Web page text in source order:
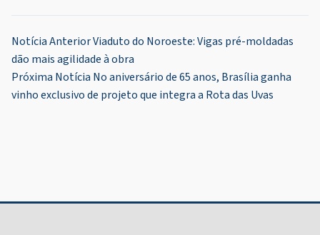
Navegação
de
Post
Notícia AnteriorViaduto do Noroeste: Vigas pré-moldadas
dão mais agilidade à obra
Próxima Notícia No aniversário de 65 anos, Brasília ganha
vinho exclusivo de projeto que integra a Rota das Uvas